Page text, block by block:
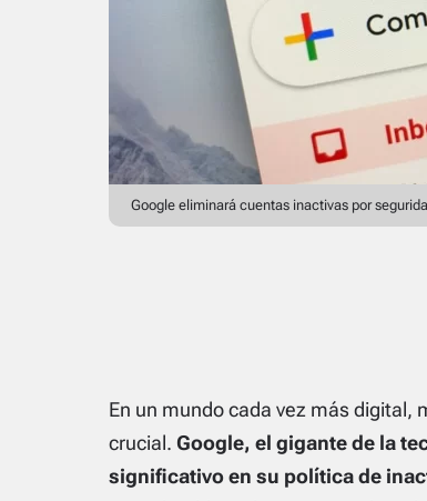
Google eliminará cuentas inactivas por
En un mundo cada vez más digital,
crucial. Google, el gigante de la
significativo en su política de